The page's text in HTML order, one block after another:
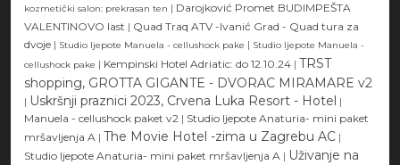
kozmetički salon: prekrasan ten | Darojković Promet BUDIMPEŠTA
VALENTINOVO last | Quad Traq ATV -Ivanić Grad - Quad tura za
dvoje | Studio ljepote Manuela - cellushock pake | Studio ljepote Manuela -
cellushock pake | Kempinski Hotel Adriatic: do 12.10.24 | TRST
shopping, GROTTA GIGANTE - DVORAC MIRAMARE v2
| Uskršnji praznici 2023, Crvena Luka Resort - Hotel |
Manuela - cellushock paket v2 | Studio ljepote Anaturia- mini paket
mršavljenja A | The Movie Hotel -zima u Zagrebu AC |
Studio ljepote Anaturia- mini paket mršavljenja A | Uživanje na